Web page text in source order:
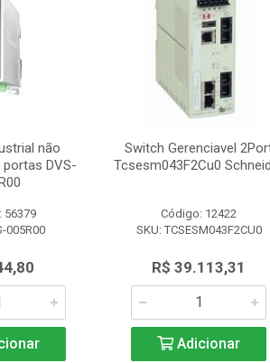
não
portas DVS-
56379
005R00
Switch Gerenciavel
Tcsesm043F2Cu0
Código: 12422
SKU: TCSESM043F2CU0
R$ 39.113,31
Adicionar